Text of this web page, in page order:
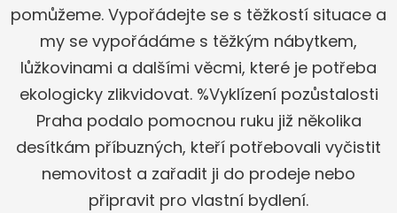
pomůžeme. Vypořádejte se s těžkostí situace a
my se vypořádáme s těžkým nábytkem,
lůžkovinami a dalšími věcmi, které je potřeba
ekologicky zlikvidovat. %Vyklízení pozůstalosti
Praha podalo pomocnou ruku již několika
desítkám příbuzných, kteří potřebovali vyčistit
nemovitost a zařadit ji do prodeje nebo
připravit pro vlastní bydlení.